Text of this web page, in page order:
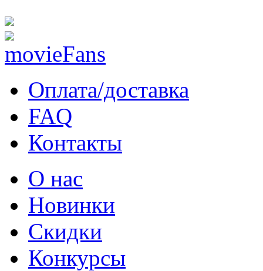
Оплата/доставка
FAQ
Контакты
О нас
Новинки
Скидки
Конкурсы